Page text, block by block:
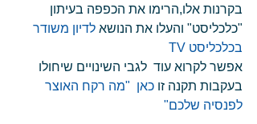
בקרנות אלו,הרימו את הכפפה בעיתון
"כלכליסט" והעלו את הנושא לדיון משודר
בכלכליסט TV
אפשר לקרוא עוד  לגבי השינויים שיחולו
בעקבות תקנה זו כאן  "מה רקח האוצר
לפנסיה שלכם"